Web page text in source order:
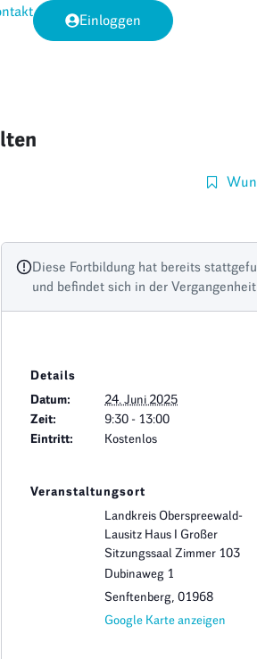
Einloggen
Diese Fortbildung hat bereits
und befindet sich in der
Details
Datum:
24. Juni 2025
Zeit:
9:30 - 13:00
Eintritt:
Kostenlos
Veranstaltungsort
Landkreis Oberspreewald-
Lausitz Haus I Großer
Sitzungssaal Zimmer 103
Dubinaweg 1
Senftenberg, 01968
Google Karte anzeigen